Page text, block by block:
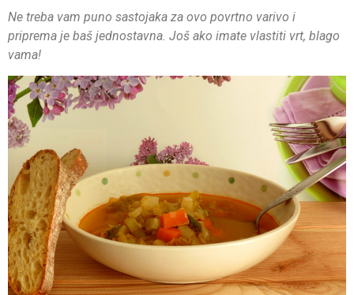
Ne treba vam puno sastojaka za ovo povrtno varivo i
priprema je baš jednostavna. Još ako imate vlastiti vrt, blago
vama!